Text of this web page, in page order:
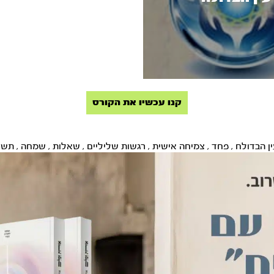
קנו עכשיו את הקורס
הבדולח , פחד , צמיחה אישית , רגשות שליליים , שאלות , שמחה ,